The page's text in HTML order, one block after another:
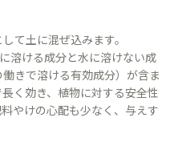
て土に混ぜ込みます。
溶ける成分と水に溶けない成
きで溶ける有効成分）が含ま
く効き、植物に対する安全性
やけの心配も少なく、与えす